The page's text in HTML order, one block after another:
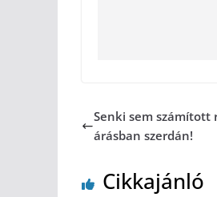
Senki sem számított
árásban szerdán!
Cikkajánló